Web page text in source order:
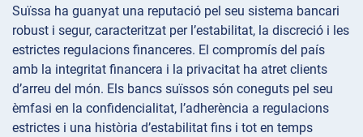
Suïssa ha guanyat una reputació pel seu sistema bancari
robust i segur, caracteritzat per l’estabilitat, la discreció i les
estrictes regulacions financeres. El compromís del país
amb la integritat financera i la privacitat ha atret clients
d’arreu del món. Els bancs suïssos són coneguts pel seu
èmfasi en la confidencialitat, l’adherència a regulacions
estrictes i una història d’estabilitat fins i tot en temps